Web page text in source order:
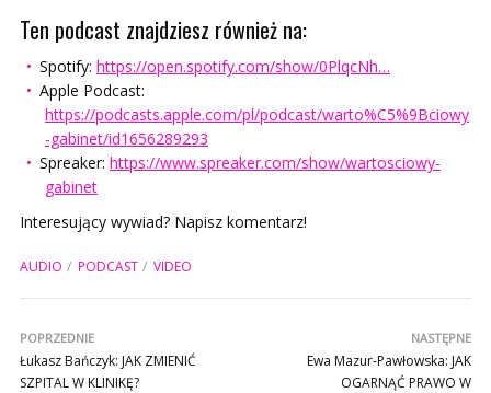
Ten podcast znajdziesz również na:
Spotify: https://open.spotify.com/show/0PlqcNh…
Apple Podcast:
https://podcasts.apple.com/pl/podcast/warto%C5%9Bciowy
-gabinet/id1656289293
Spreaker: https://www.spreaker.com/show/wartosciowy-
gabinet
Interesujący wywiad? Napisz komentarz!
AUDIO PODCAST VIDEO
POPRZEDNIE
Łukasz Bańczyk: JAK ZMIENIĆ
SZPITAL W KLINIKĘ?
NASTĘPNE
Ewa Mazur-Pawłowska: JAK
OGARNĄĆ PRAWO W